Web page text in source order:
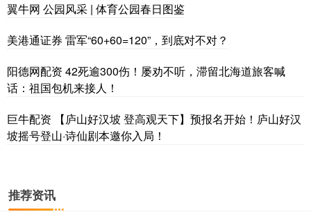
翼牛网 公园风采 | 体育公园春日图鉴
美港通证券 雷军“60+60=120”，到底对不对？
阳德网配资 42死逾300伤！屡劝不听，滞留北海道旅客喊
话：祖国包机来接人！
巨牛配资 【庐山好汉坡 登高观天下】预报名开始！庐山好汉
坡摇号登山·诗仙剧本邀你入局！
推荐资讯